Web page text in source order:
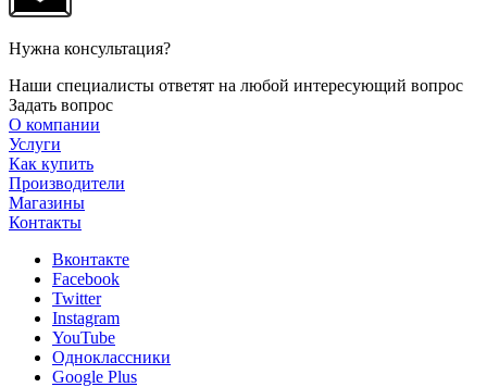
Нужна консультация?
Наши специалисты ответят на любой интересующий вопрос
Задать вопрос
О компании
Услуги
Как купить
Производители
Магазины
Контакты
Вконтакте
Facebook
Twitter
Instagram
YouTube
Одноклассники
Google Plus